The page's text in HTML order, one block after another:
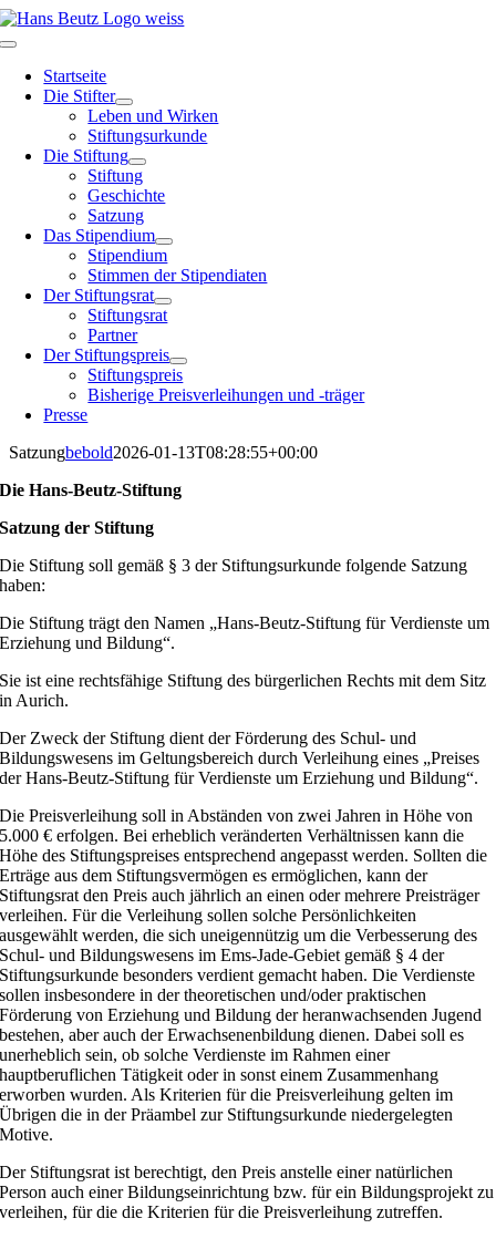
Skip
to
Toggle
NavigationStartseite
Die Stifter
Leben und Wirken
Stiftungsurkunde
Die Stiftung
Stiftung
Geschichte
Satzung
Das Stipendium
Stipendium
Stimmen der Stipendiaten
Der Stiftungsrat
Stiftungsrat
Partner
Der Stiftungspreis
Stiftungspreis
Bisherige Preisverleihungen und -träger
Presse
Satzungbebold2026-01-13T08:28:55+00:00
Die Hans-Beutz-Stiftung
Satzung der Stiftung
Die Stiftung soll gemäß § 3 der Stiftungsurkunde folgende Satzung
haben:
Die Stiftung trägt den Namen „Hans-Beutz-Stiftung für Verdienste um
Erziehung und Bildung“.
Sie ist eine rechtsfähige Stiftung des bürgerlichen Rechts mit dem Sitz
in Aurich.
Der Zweck der Stiftung dient der Förderung des Schul- und
Bildungswesens im Geltungsbereich durch Verleihung eines „Preises
der Hans-Beutz-Stiftung für Verdienste um Erziehung und Bildung“.
Die Preisverleihung soll in Abständen von zwei Jahren in Höhe von
5.000 € erfolgen. Bei erheblich veränderten Verhältnissen kann die
Höhe des Stiftungspreises entsprechend angepasst werden. Sollten die
Erträge aus dem Stiftungsvermögen es ermöglichen, kann der
Stiftungsrat den Preis auch jährlich an einen oder mehrere Preisträger
verleihen. Für die Verleihung sollen solche Persönlichkeiten
ausgewählt werden, die sich uneigennützig um die Verbesserung des
Schul- und Bildungswesens im Ems-Jade-Gebiet gemäß § 4 der
Stiftungsurkunde besonders verdient gemacht haben. Die Verdienste
sollen insbesondere in der theoretischen und/oder praktischen
Förderung von Erziehung und Bildung der heranwachsenden Jugend
bestehen, aber auch der Erwachsenenbildung dienen. Dabei soll es
unerheblich sein, ob solche Verdienste im Rahmen einer
hauptberuflichen Tätigkeit oder in sonst einem Zusammenhang
erworben wurden. Als Kriterien für die Preisverleihung gelten im
Übrigen die in der Präambel zur Stiftungsurkunde niedergelegten
Motive.
Der Stiftungsrat ist berechtigt, den Preis anstelle einer natürlichen
Person auch einer Bildungseinrichtung bzw. für ein Bildungsprojekt zu
verleihen, für die die Kriterien für die Preisverleihung zutreffen.